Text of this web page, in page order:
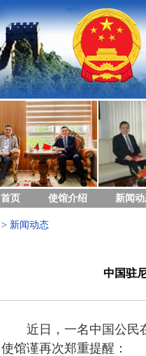
首页 使馆介绍 新闻
> 新闻动态
中国驻
近日，一名中国公民
使馆谨再次郑重提醒：